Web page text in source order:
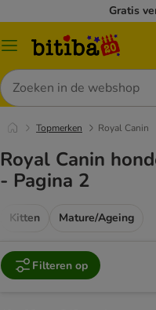
Gratis
Catalogusmenu
Zoeken
Topmerken Royal Canin
Royal Canin
- Pagina 2
Kitten Mature/Ageing
Filteren op